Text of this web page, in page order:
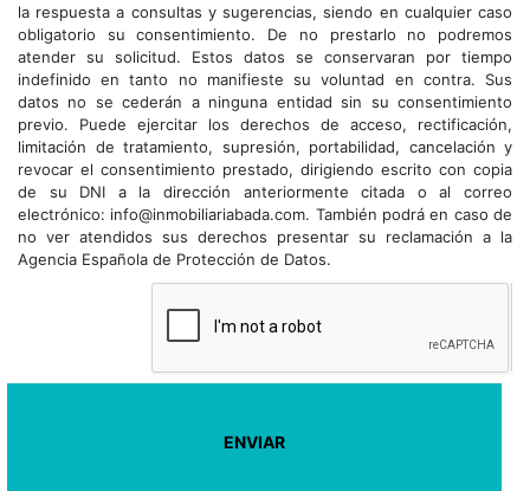
la respuesta a consultas y sugerencias, siendo en cualquier caso
obligatorio su consentimiento. De no prestarlo no podremos
atender su solicitud. Estos datos se conservaran por tiempo
indefinido en tanto no manifieste su voluntad en contra. Sus
datos no se cederán a ninguna entidad sin su consentimiento
previo. Puede ejercitar los derechos de acceso, rectificación,
limitación de tratamiento, supresión, portabilidad, cancelación y
revocar el consentimiento prestado, dirigiendo escrito con copia
de su DNI a la dirección anteriormente citada o al correo
electrónico: info@inmobiliariabada.com. También podrá en caso de
no ver atendidos sus derechos presentar su reclamación a la
Agencia Española de Protección de Datos.